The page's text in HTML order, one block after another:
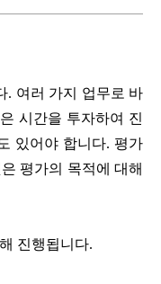
. 여러 가지 업무로 바
시간을 투자하여 진
있어야 합니다. 평가
평가의 목적에 대해
진행됩니다.